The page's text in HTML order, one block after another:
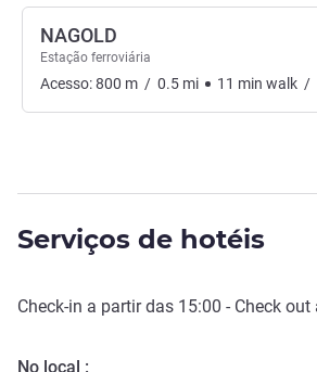
NAGOLD
Estação ferroviária
Acesso:800 m / 0.5 mi 11 min walk /
Serviços de hotéis
Check-in a partir das 15:00 - Check out
No local